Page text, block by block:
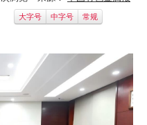
大字号 中字号 常规